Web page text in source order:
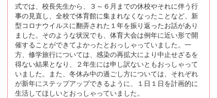
式では、校長先生から、３～６月までの休校やそれに伴う行
事の見直し、全校で体育館に集まれなくなったことなど、新
型コロナウイルスに翻弄された１年を振り返ったお話があり
ました。そのような状況でも、体育大会は例年に近い形で開
催することができてよかったとおっしゃっていました。一
方、修学旅行については、感染の再拡大により中止せざるを
得ない結果となり、２年生には申し訳ないともおっしゃって
いました。また、冬休み中の過ごし方については、それぞれ
が新年にステップアップできるように、１日１日を計画的に
生活してほしいとおっしゃっていました。